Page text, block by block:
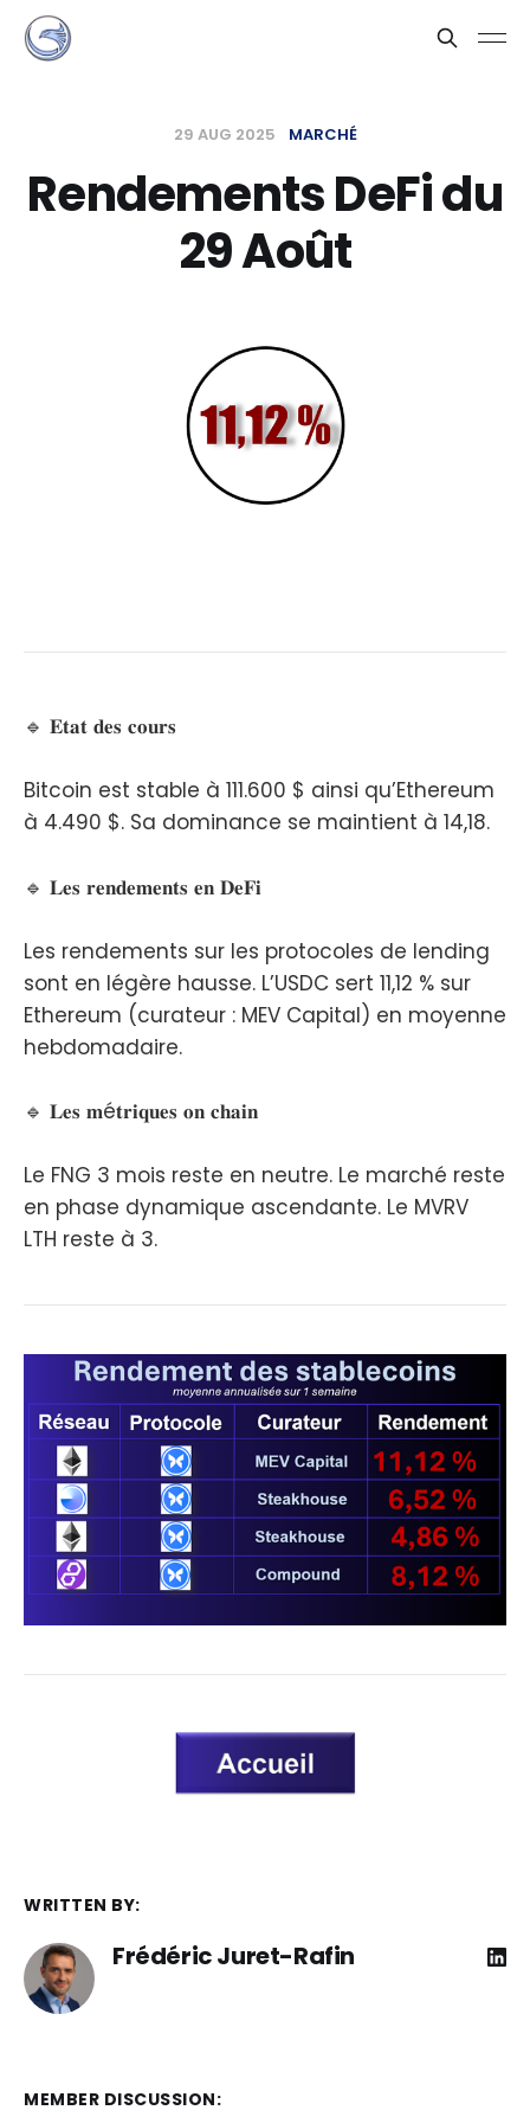
29 AUG 2025 MARCHÉ
Rendements DeFi du
29 Août
🔹 𝐄𝐭𝐚𝐭 𝐝𝐞𝐬 𝐜𝐨𝐮𝐫𝐬
Bitcoin est stable à 111.600 $ ainsi qu’Ethereum
à 4.490 $. Sa dominance se maintient à 14,18.
🔹 𝐋𝐞𝐬 𝐫𝐞𝐧𝐝𝐞𝐦𝐞𝐧𝐭𝐬 𝐞𝐧 𝐃𝐞𝐅𝐢
Les rendements sur les protocoles de lending
sont en légère hausse. L’USDC sert 11,12 % sur
Ethereum (curateur : MEV Capital) en moyenne
hebdomadaire.
🔹 𝐋𝐞𝐬 𝐦é𝐭𝐫𝐢𝐪𝐮𝐞𝐬 𝐨𝐧 𝐜𝐡𝐚𝐢𝐧
Le FNG 3 mois reste en neutre. Le marché reste
en phase dynamique ascendante. Le MVRV
LTH reste à 3.
WRITTEN BY:
Frédéric Juret-Rafin
MEMBER DISCUSSION: